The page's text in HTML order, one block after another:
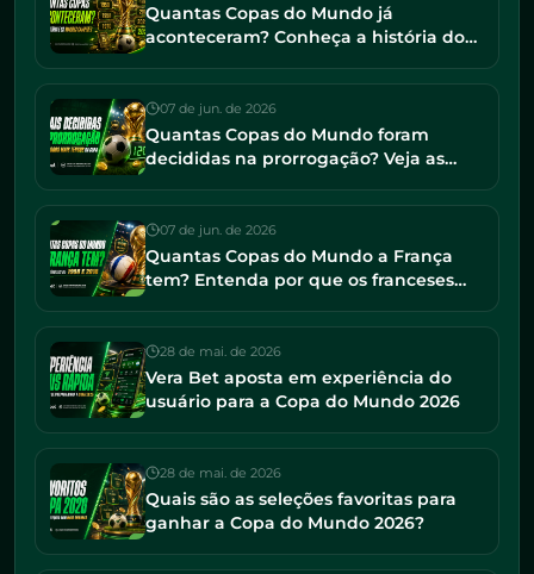
Quantas Copas do Mundo já
aconteceram? Conheça a história do
07 de jun. de 2026
Quantas Copas do Mundo foram
decididas na prorrogação? Veja as
07 de jun. de 2026
Quantas Copas do Mundo a França
tem? Entenda por que os franceses
28 de mai. de 2026
Vera Bet aposta em experiência do
usuário para a Copa do Mundo 2026
28 de mai. de 2026
Quais são as seleções favoritas para
ganhar a Copa do Mundo 2026?